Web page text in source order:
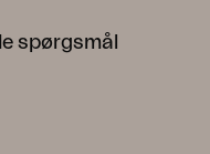
spørgsmål